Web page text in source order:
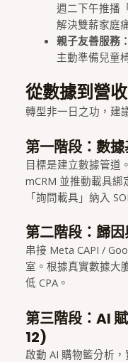
週二下午推播
解決雙薪家庭
親子友善服務：
主動準備兒童
從數據到營
轉型非一日之功，建
第一階段：數
目標是建立數據管道
mCRM 並推動載具綁
「詢問載具」納入
第二階段：歸
串接 Meta CAPI /
室。根據真實數據大
低 CPA。
第三階段：AI
12)
啟動 AI 購物籃分析